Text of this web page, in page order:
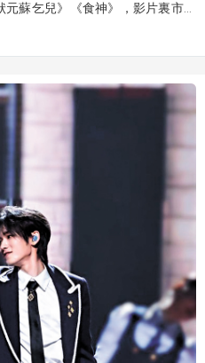
蘇乞兒》《食神》，影片裏市井
也塑造了他的聽歌偏好和世事感